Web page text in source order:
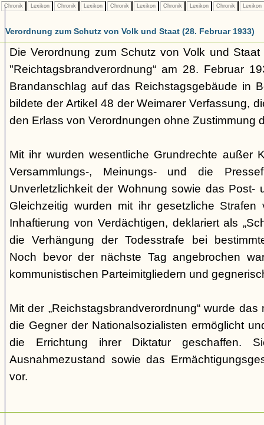
Chronik Lexikon Chronik Lexikon Chronik Lexikon Chronik Lexikon Chronik Lexikon
Verordnung zum Schutz von Volk und Staat (28. Februar 1933)
Die Verordnung zum Schutz von Volk und
"Reichtagsbrandverordnung“ am 28. Februar
Brandanschlag auf das Reichstagsgebäude in
bildete der Artikel 48 der Weimarer Verfassung,
den Erlass von Verordnungen ohne Zustimmung
Mit ihr wurden wesentliche Grundrechte außer
Versammlungs-, Meinungs- und die
Unverletzlichkeit der Wohnung sowie das Post-
Gleichzeitig wurden mit ihr gesetzliche
Inhaftierung von Verdächtigen, deklariert als
die Verhängung der Todesstrafe bei
Noch bevor der nächste Tag angebrochen
kommunistischen Parteimitgliedern und
Mit der „Reichstagsbrandverordnung“ wurde
die Gegner der Nationalsozialisten ermöglicht
die Errichtung ihrer Diktatur geschaffen.
Ausnahmezustand sowie das
vor.